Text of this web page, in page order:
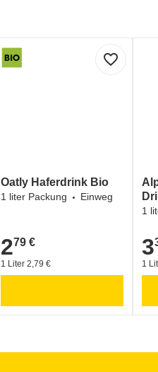
favorite_border
Oatly Haferdrink Bio
1 liter Packung Einweg
2,79 €
279 €
1 Liter 2,79 €
1
3
1